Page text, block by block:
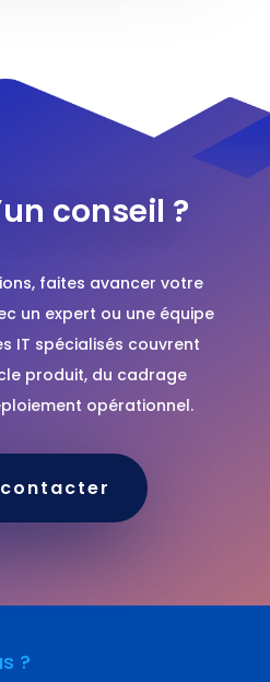
conseil ?
faites avancer votre
un expert ou une équipe
IT spécialisés couvrent
produit, du cadrage
opérationnel.
?